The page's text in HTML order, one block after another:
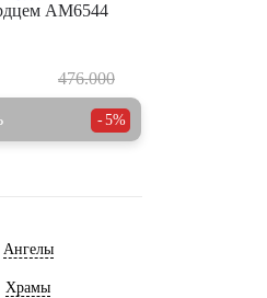
AM6544
476.000
5%
Ангелы
Храмы